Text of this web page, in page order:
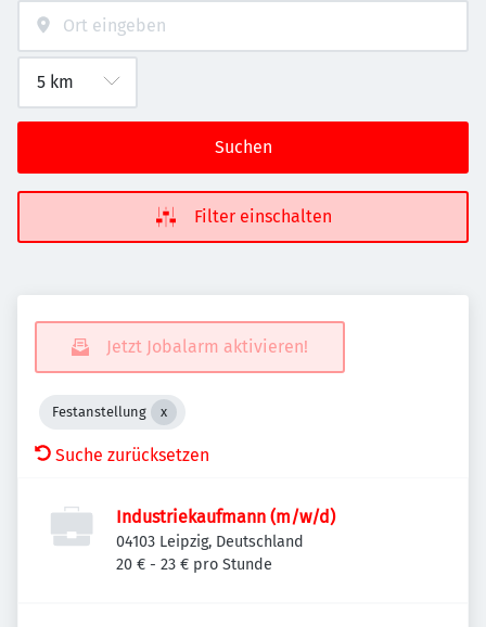
Suchen
Filter einschalten
Jetzt Jobalarm aktivieren!
Festanstellung
Suche zurücksetzen
Industriekaufmann (m/w/d)
04103 Leipzig, Deutschland
20 € - 23 € pro Stunde